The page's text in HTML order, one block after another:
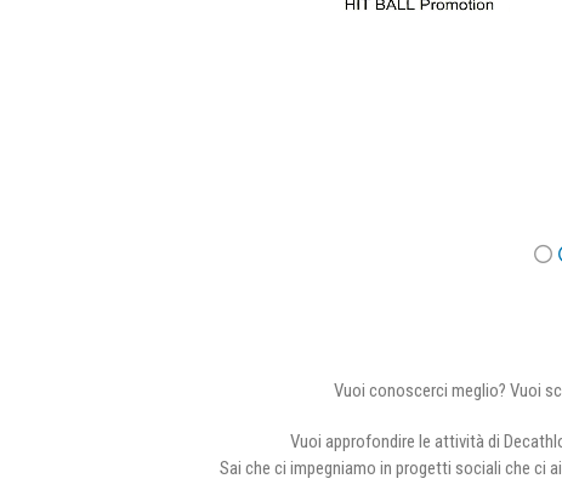
Vuoi conoscerci meglio? Vuoi
Vuoi approfondire le attività di
Sai che ci impegniamo in progetti sociali che ci